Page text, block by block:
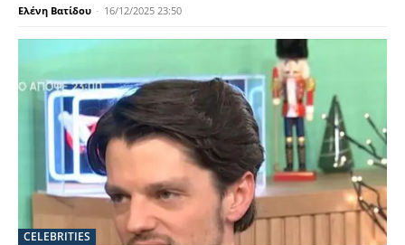
Ελένη Βατίδου - 16/12/2025 23:50
CELEBRITIES